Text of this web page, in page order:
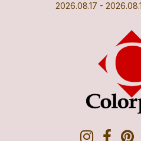
2026.08.17 -